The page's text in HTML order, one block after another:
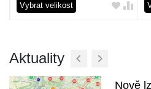
Vybrat velikost
Aktuality
Nově